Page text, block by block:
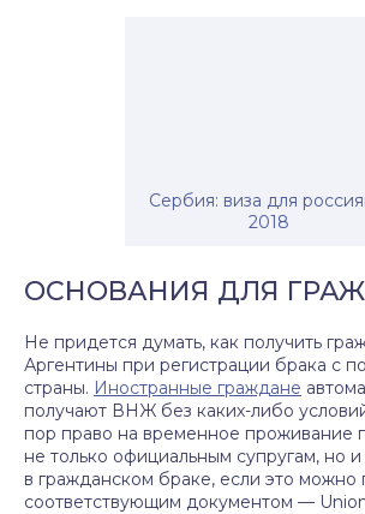
Сербия: виза для
2018
ОСНОВАНИЯ ДЛЯ
Не придется думать, как получить
Аргентины при регистрации брака с
страны. Иностранные граждане
получают ВНЖ без каких-либо
пор право на временное проживание
не только официальным супругам, но и
в гражданском браке, если это можно
соответствующим документом —